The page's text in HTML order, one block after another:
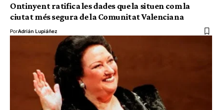
Ontinyent ratifica les dades que la situen com la
ciutat més segura de la Comunitat Valenciana
PorAdrián Lupiáñez